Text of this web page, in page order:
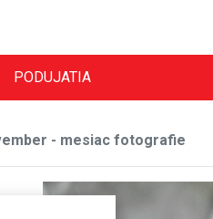
PODUJATIA
- mesiac fotografie